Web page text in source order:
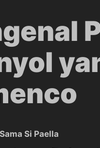
Si Paella